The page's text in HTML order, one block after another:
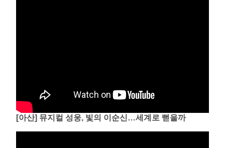
[아산] 뮤지컬 성웅, 빛의 이순신…세계로 뻗을까